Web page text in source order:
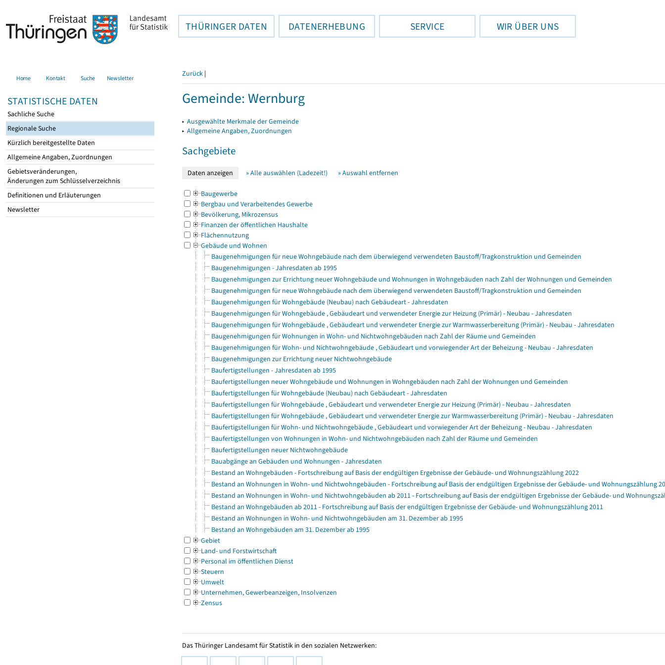
THÜRINGER DATEN DATENERHEBUNG SERVICE WIR ÜBER UNS
Home Kontakt Suche Newsletter
STATISTISCHE DATEN
Sachliche Suche
Regionale Suche
Kürzlich bereitgestellte Daten
Allgemeine Angaben, Zuordnungen
Gebietsveränderungen,
Änderungen zum Schlüsselverzeichnis
Definitionen und Erläuterungen
Newsletter
Zurück |
Gemeinde: Wernburg
▸ Ausgewählte Merkmale der Gemeinde
▸ Allgemeine Angaben, Zuordnungen
Sachgebiete
» Alle auswählen (Ladezeit!) » Auswahl entfernen
Baugewerbe
Bergbau und Verarbeitendes Gewerbe
Bevölkerung, Mikrozensus
Finanzen der öffentlichen Haushalte
Flächennutzung
Gebäude und Wohnen
Baugenehmigungen für neue Wohngebäude nach dem überwiegend verwendeten Baustoff/Tragkonstruktion und Gemeinden
Baugenehmigungen - Jahresdaten ab 1995
Baugenehmigungen zur Errichtung neuer Wohngebäude und Wohnungen in Wohngebäuden nach Zahl der Wohnungen und Gemeinden
Baugenehmigungen für neue Wohngebäude nach dem überwiegend verwendeten Baustoff/Tragkonstruktion und Gemeinden
Baugenehmigungen für Wohngebäude (Neubau) nach Gebäudeart - Jahresdaten
Baugenehmigungen für Wohngebäude , Gebäudeart und verwendeter Energie zur Heizung (Primär) - Neubau - Jahresdaten
Baugenehmigungen für Wohngebäude , Gebäudeart und verwendeter Energie zur Warmwasserbereitung (Primär) - Neubau - Jahresdaten
Baugenehmigungen für Wohnungen in Wohn- und Nichtwohngebäuden nach Zahl der Räume und Gemeinden
Baugenehmigungen für Wohn- und Nichtwohngebäude , Gebäudeart und vorwiegender Art der Beheizung - Neubau - Jahresdaten
Baugenehmigungen zur Errichtung neuer Nichtwohngebäude
Baufertigstellungen - Jahresdaten ab 1995
Baufertigstellungen neuer Wohngebäude und Wohnungen in Wohngebäuden nach Zahl der Wohnungen und Gemeinden
Baufertigstellungen für Wohngebäude (Neubau) nach Gebäudeart - Jahresdaten
Baufertigstellungen für Wohngebäude , Gebäudeart und verwendeter Energie zur Heizung (Primär) - Neubau - Jahresdaten
Baufertigstellungen für Wohngebäude , Gebäudeart und verwendeter Energie zur Warmwasserbereitung (Primär) - Neubau - Jahresdaten
Baufertigstellungen für Wohn- und Nichtwohngebäude , Gebäudeart und vorwiegender Art der Beheizung - Neubau - Jahresdaten
Baufertigstellungen von Wohnungen in Wohn- und Nichtwohngebäuden nach Zahl der Räume und Gemeinden
Baufertigstellungen neuer Nichtwohngebäude
Bauabgänge an Gebäuden und Wohnungen - Jahresdaten
Bestand an Wohngebäuden - Fortschreibung auf Basis der endgültigen Ergebnisse der Gebäude- und Wohnungszählung 2022
Bestand an Wohnungen in Wohn- und Nichtwohngebäuden - Fortschreibung auf Basis der endgültigen Ergebnisse der Gebäude- und Wohnungszählung
Bestand an Wohnungen in Wohn- und Nichtwohngebäuden ab 2011 - Fortschreibung auf Basis der endgültigen Ergebnisse der Gebäude- und
Bestand an Wohngebäuden ab 2011 - Fortschreibung auf Basis der endgültigen Ergebnisse der Gebäude- und Wohnungszählung 2011
Bestand an Wohnungen in Wohn- und Nichtwohngebäuden am 31. Dezember ab 1995
Bestand an Wohngebäuden am 31. Dezember ab 1995
Gebiet
Land- und Forstwirtschaft
Personal im öffentlichen Dienst
Steuern
Umwelt
Unternehmen, Gewerbeanzeigen, Insolvenzen
Zensus
Das Thüringer Landesamt für Statistik in den sozialen Netzwerken: